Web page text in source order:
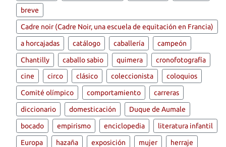
breve
Cadre noir (Cadre Noir, una escuela de equitación en Francia)
a horcajadas catálogo caballería campeón
Chantilly caballo sabio quimera cronofotografía
cine circo clásico coleccionista coloquios
Comité olímpico comportamiento carreras
diccionario domesticación Duque de Aumale
bocado empirismo enciclopedia literatura infantil
Europa hazaña exposición mujer herraje